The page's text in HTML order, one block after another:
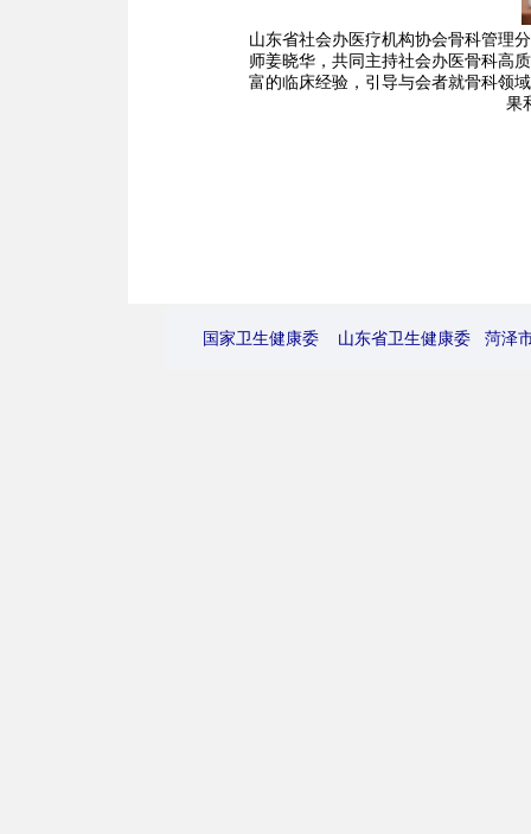
山东省社会办医疗机构协会骨科管理
师姜晓华，共同主持社会办医骨科高
富的临床经验，引导与会者就骨科领
果
国家卫生健康委 山东省卫生健康委 菏泽